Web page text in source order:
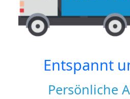
Entspannt
Persönliche